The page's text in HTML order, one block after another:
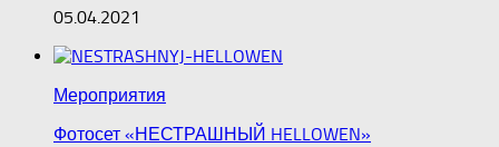
05.04.2021
Мероприятия
Фотосет «НЕСТРАШНЫЙ HELLOWEN»